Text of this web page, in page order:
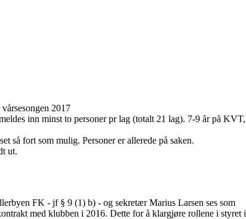
2017
inn minst to personer pr lag (totalt 21 lag). 7-9 år på KVT,
så fort som mulig. Personer er allerede på saken.
ut.
FK - jf § 9 (1) b) - og sekretær Marius Larsen ses som
med klubben i 2016. Dette for å klargjøre rollene i styret i